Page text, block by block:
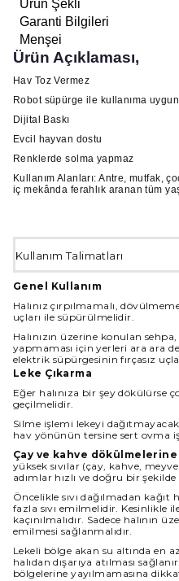
Ürün Şekli
Garanti Bilgileri
Menşei
Ürün Açıklaması,
Hav Toz Vermez
Robot süpürge ile kullanıma uygun
Dijital Baskı
Evcil hayvan dostu
Renklerde solma yapmaz
Kullanım Alanları: Antre, mutfak,
iç mekânda ferahlık aranan tüm
Kullanım Talimatları
Genel Kullanım
Halınız çırpılmamalı,
uçları ile süpürülmelidir.
Halınızın üzerine konulan
yapmaması için yerleri ara ara
elektrik süpürgesinin fırçasız
Leke Çıkarma
Eğer halınıza bir şey dökülürse
geçilmelidir.
Silme işlemi lekeyi
hav yönünün tersine sert ovma
Çay ve kahve
yüksek sıvılar (çay, kahve,
adımlar hızlı ve doğru bir
Öncelikle sıvı dağılmadan
fazla sıvı emilmelidir. Kesinlikle
kaçınılmalıdır. Sadece halının
emilmesi sağlanmalıdır.
Lekeli bölge akan su altında en
halıdan dışarıya atılması
bölgelerine yayılmamasına